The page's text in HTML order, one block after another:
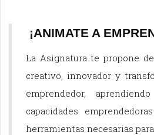
¡ANIMATE A
La Asignatura te propone
creativo, innovador y
emprendedor,
capacidades
herramientas necesarias